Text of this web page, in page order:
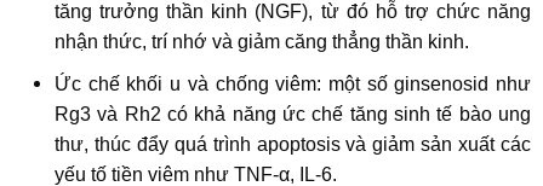
tăng trưởng thần kinh (NGF), từ đó hỗ trợ chức năng
nhận thức, trí nhớ và giảm căng thẳng thần kinh.
Ức chế khối u và chống viêm: một số ginsenosid như
Rg3 và Rh2 có khả năng ức chế tăng sinh tế bào ung
thư, thúc đẩy quá trình apoptosis và giảm sản xuất các
yếu tố tiền viêm như TNF-α, IL-6.